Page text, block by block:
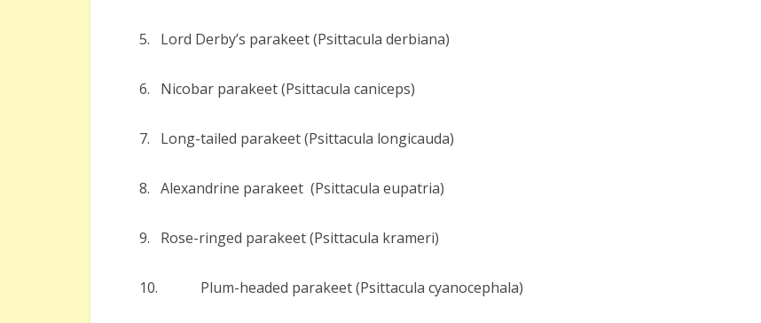
5. Lord Derby’s parakeet (Psittacula derbiana)
6. Nicobar parakeet (Psittacula caniceps)
7. Long-tailed parakeet (Psittacula longicauda)
8. Alexandrine parakeet (Psittacula eupatria)
9. Rose-ringed parakeet (Psittacula krameri)
10. Plum-headed parakeet (Psittacula cyanocephala)